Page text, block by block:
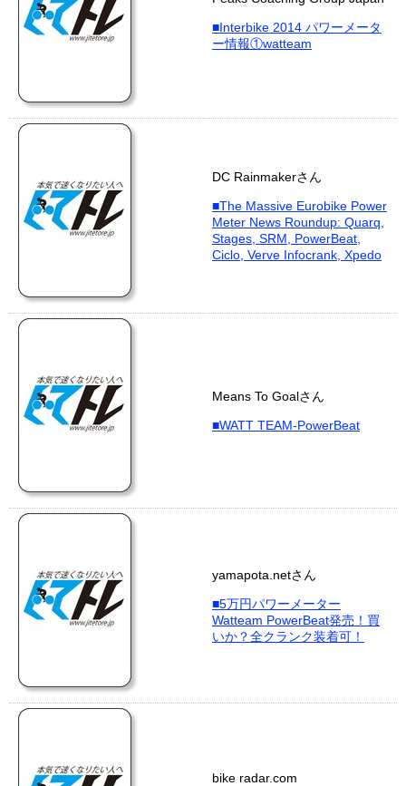
■Interbike 2014 パワーメータ
ー情報①watteam
DC Rainmakerさん
■The Massive Eurobike Power
Meter News Roundup: Quarq,
Stages, SRM, PowerBeat,
Ciclo, Verve Infocrank, Xpedo
Means To Goalさん
■WATT TEAM-PowerBeat
yamapota.netさん
■5万円パワーメーター
Watteam PowerBeat発売！買
いか？全クランク装着可！
bike radar.com